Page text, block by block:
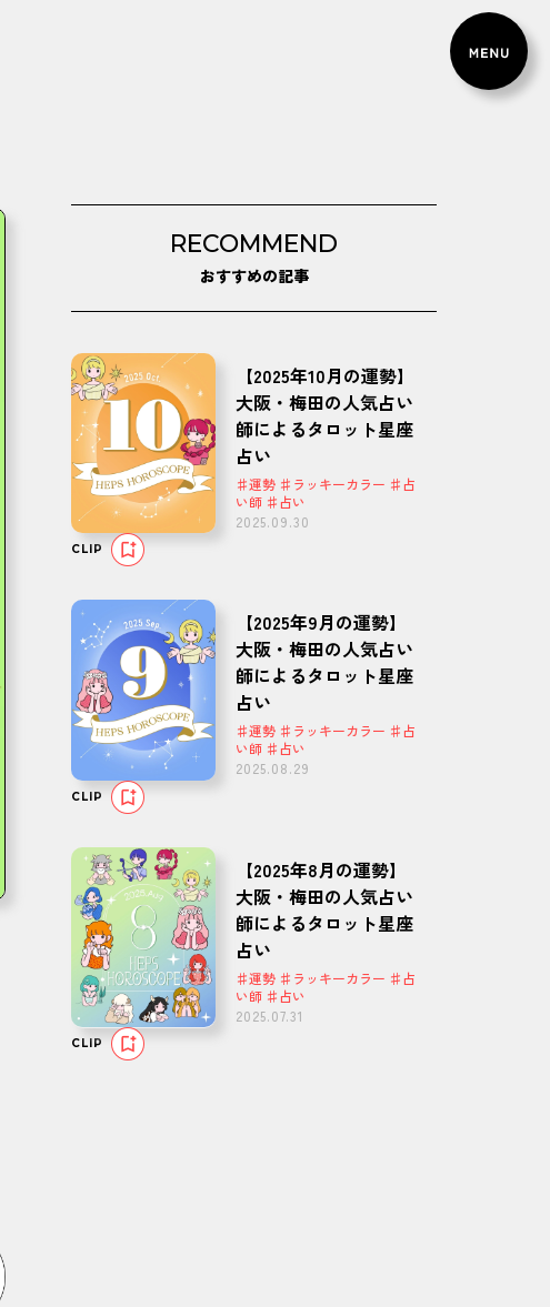
RECOMMEND
おすすめの記事
【2025年10月の運勢】
大阪・梅田の人気占い
師によるタロット星座
占い
♯運勢 ♯ラッキーカラー ♯占
い師 ♯占い
2025.09.30
CLIP
【2025年9月の運勢】
大阪・梅田の人気占い
師によるタロット星座
占い
♯運勢 ♯ラッキーカラー ♯占
い師 ♯占い
2025.08.29
CLIP
【2025年8月の運勢】
大阪・梅田の人気占い
師によるタロット星座
占い
♯運勢 ♯ラッキーカラー ♯占
い師 ♯占い
2025.07.31
CLIP